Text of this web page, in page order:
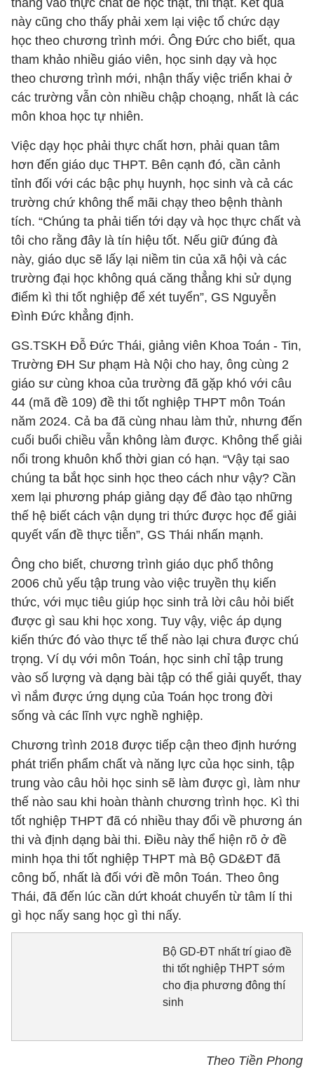
thẳng vào thực chất để học thật, thi thật. Kết quả
này cũng cho thấy phải xem lại việc tổ chức dạy
học theo chương trình mới. Ông Đức cho biết, qua
tham khảo nhiều giáo viên, học sinh dạy và học
theo chương trình mới, nhận thấy việc triển khai ở
các trường vẫn còn nhiều chập choạng, nhất là các
môn khoa học tự nhiên.
Việc dạy học phải thực chất hơn, phải quan tâm
hơn đến giáo dục THPT. Bên cạnh đó, cần cảnh
tỉnh đối với các bậc phụ huynh, học sinh và cả các
trường chứ không thể mãi chạy theo bệnh thành
tích. “Chúng ta phải tiến tới dạy và học thực chất và
tôi cho rằng đây là tín hiệu tốt. Nếu giữ đúng đà
này, giáo dục sẽ lấy lại niềm tin của xã hội và các
trường đại học không quá căng thẳng khi sử dụng
điểm kì thi tốt nghiệp để xét tuyển”, GS Nguyễn
Đình Đức khẳng định.
GS.TSKH Đỗ Đức Thái, giảng viên Khoa Toán - Tin,
Trường ĐH Sư phạm Hà Nội cho hay, ông cùng 2
giáo sư cùng khoa của trường đã gặp khó với câu
44 (mã đề 109) đề thi tốt nghiệp THPT môn Toán
năm 2024. Cả ba đã cùng nhau làm thử, nhưng đến
cuối buổi chiều vẫn không làm được. Không thể giải
nổi trong khuôn khổ thời gian có hạn. “Vậy tại sao
chúng ta bắt học sinh học theo cách như vậy? Cần
xem lại phương pháp giảng dạy để đào tạo những
thế hệ biết cách vận dụng tri thức được học để giải
quyết vấn đề thực tiễn”, GS Thái nhấn mạnh.
Ông cho biết, chương trình giáo dục phổ thông
2006 chủ yếu tập trung vào việc truyền thụ kiến
thức, với mục tiêu giúp học sinh trả lời câu hỏi biết
được gì sau khi học xong. Tuy vậy, việc áp dụng
kiến thức đó vào thực tế thế nào lại chưa được chú
trọng. Ví dụ với môn Toán, học sinh chỉ tập trung
vào số lượng và dạng bài tập có thể giải quyết, thay
vì nắm được ứng dụng của Toán học trong đời
sống và các lĩnh vực nghề nghiệp.
Chương trình 2018 được tiếp cận theo định hướng
phát triển phẩm chất và năng lực của học sinh, tập
trung vào câu hỏi học sinh sẽ làm được gì, làm như
thế nào sau khi hoàn thành chương trình học. Kì thi
tốt nghiệp THPT đã có nhiều thay đổi về phương án
thi và định dạng bài thi. Điều này thể hiện rõ ở đề
minh họa thi tốt nghiệp THPT mà Bộ GD&ĐT đã
công bố, nhất là đối với đề môn Toán. Theo ông
Thái, đã đến lúc cần dứt khoát chuyển từ tâm lí thi
gì học nấy sang học gì thi nấy.
Bộ GD-ĐT nhất trí giao đề
thi tốt nghiệp THPT sớm
cho địa phương đông thí
sinh
Theo Tiền Phong